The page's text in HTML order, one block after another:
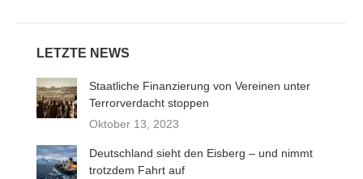
LETZTE NEWS
Staatliche Finanzierung von Vereinen unter
Terrorverdacht stoppen
Oktober 13, 2023
Deutschland sieht den Eisberg – und nimmt
trotzdem Fahrt auf